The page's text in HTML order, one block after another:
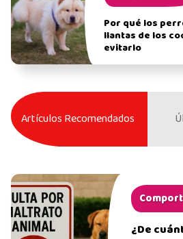
Por qué los
llantas de los
evitarlo
Artículos Recomendados
¿De